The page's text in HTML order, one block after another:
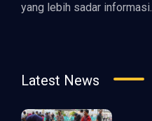
yang lebih sadar informasi.
Latest News